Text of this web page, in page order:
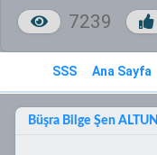
7239
SSS Ana Sayfa
Büşra Bilge Şen ALTUN